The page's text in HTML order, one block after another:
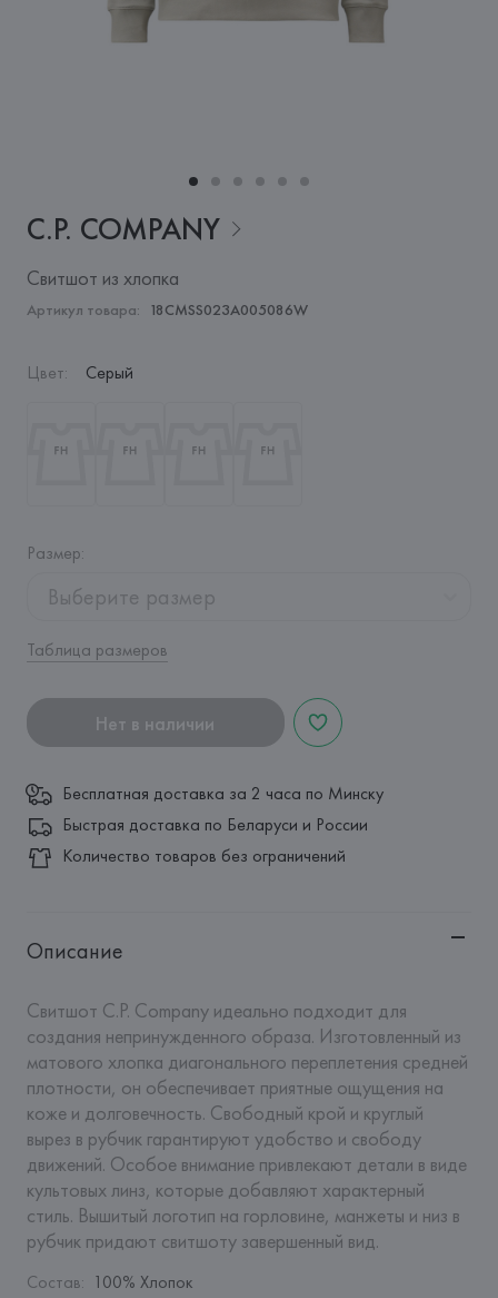
C.P. COMPANY
Свитшот из хлопка
Артикул товара: 18CMSS023A005086W
Цвет: Серый
Размер:
Выберите размер
Таблица размеров
Нет в наличии
Бесплатная доставка за 2 часа по Минску
Быстрая доставка по Беларуси и России
Количество товаров без ограничений
Описание
Свитшот C.P. Company идеально подходит для
создания непринужденного образа. Изготовленный из
матового хлопка диагонального переплетения средней
плотности, он обеспечивает приятные ощущения на
коже и долговечность. Свободный крой и круглый
вырез в рубчик гарантируют удобство и свободу
движений. Особое внимание привлекают детали в виде
культовых линз, которые добавляют характерный
стиль. Вышитый логотип на горловине, манжеты и низ в
рубчик придают свитшоту завершенный вид.
Состав: 100% Хлопок